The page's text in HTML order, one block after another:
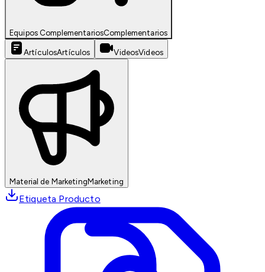
Equipos ComplementariosComplementarios
ArtículosArtículos VideosVideos
Material de MarketingMarketing
Etiqueta Producto